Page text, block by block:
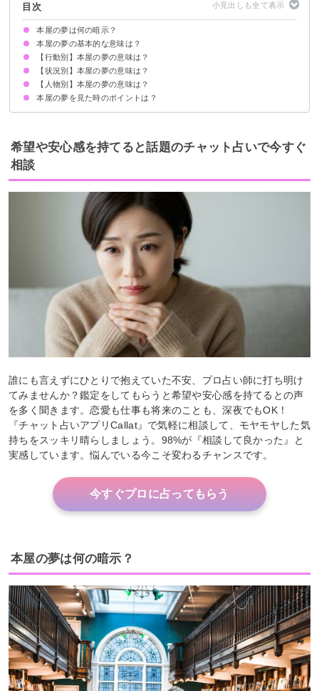
目次
本屋の夢は何の暗示？
本屋の夢の基本的な意味は？
知的好奇心の高まりを暗示
状況によって意味が決まる
【行動別】本屋の夢の意味は？
本屋に行く夢【吉夢】
本屋で雑誌を見る夢【凶夢】
本屋で本を買う夢【吉夢】
本屋で立ち読みする夢【警告夢】
本屋を探す夢【警告夢】
本屋で本を探す夢【警告夢】
本屋で働く夢【吉夢】
本屋でデートする夢【吉夢】
本屋で本を盗む夢【警告夢】
【状況別】本屋の夢の意味は？
広い本屋の夢【吉夢】
本屋に人が多い夢【吉夢】
本屋が閉店している夢【警告夢】
古本屋の夢【警告夢】
本屋でほしい本がない夢【凶夢】
本屋の本棚が空っぽの夢【警告夢】
本屋で本を予約する夢【吉夢】
【人物別】本屋の夢の意味は？
本屋に異性と行く夢【願望夢】
本屋に好きな人と行く夢【願望夢】
本屋に元彼と行く夢【願望夢】
本屋に友達と行く夢【吉夢】
本屋の夢を見た時のポイントは？
スキル磨きや読書など新しい学びをする
吉夢なら話さず警告夢や凶夢は人に話す
希望や安心感を持てると話題のチャット占いで今すぐ
相談
誰にも言えずにひとりで抱えていた不安、プロ占い師に打ち明け
てみませんか？鑑定をしてもらうと希望や安心感を持てるとの声
を多く聞きます。恋愛も仕事も将来のことも、深夜でもOK！
『チャット占いアプリCallat』で気軽に相談して、モヤモヤした気
持ちをスッキリ晴らしましょう。98%が『相談して良かった』と
実感しています。悩んでいる今こそ変わるチャンスです。
今すぐプロに占ってもらう
本屋の夢は何の暗示？